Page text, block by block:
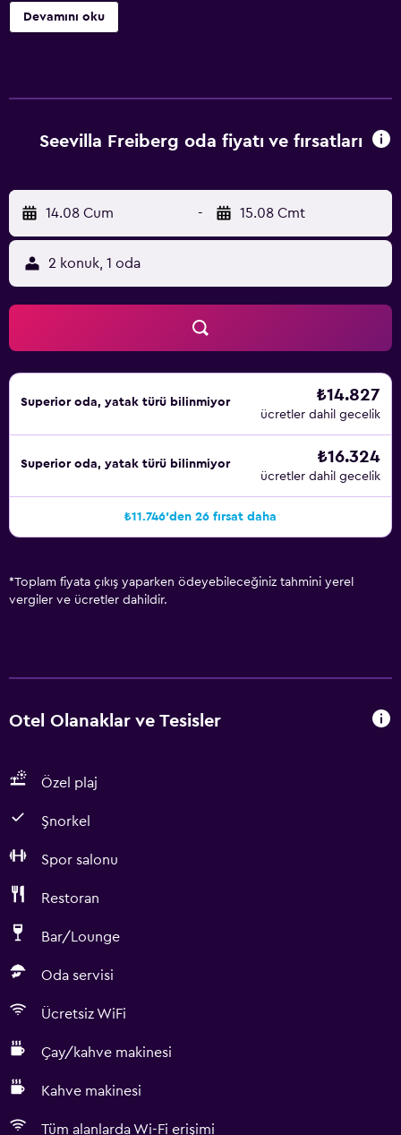
yakınındadır; bu aktiviteler ücretli olabilir.
Devamını oku
Seevilla Freiberg oda fiyatı ve fırsatları
14.08 Cum - 15.08 Cmt
2 konuk, 1 oda
Superior oda, yatak türü bilinmiyor ₺14.827
ücretler dahil gecelik
Superior oda, yatak türü bilinmiyor ₺16.324
ücretler dahil gecelik
₺11.746'den 26 fırsat daha
*Toplam fiyata çıkış yaparken ödeyebileceğiniz tahmini yerel
vergiler ve ücretler dahildir.
Otel Olanaklar ve Tesisler
Özel plaj
Şnorkel
Spor salonu
Restoran
Bar/Lounge
Oda servisi
Ücretsiz WiFi
Çay/kahve makinesi
Kahve makinesi
Tüm alanlarda Wi-Fi erişimi